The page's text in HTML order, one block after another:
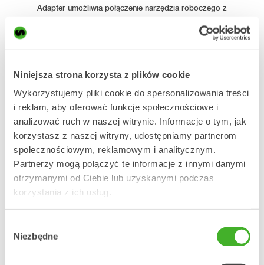
Niniejsza strona korzysta z plików cookie
Wykorzystujemy pliki cookie do spersonalizowania treści
i reklam, aby oferować funkcje społecznościowe i
analizować ruch w naszej witrynie. Informacje o tym, jak
korzystasz z naszej witryny, udostępniamy partnerom
społecznościowym, reklamowym i analitycznym.
Partnerzy mogą połączyć te informacje z innymi danymi
otrzymanymi od Ciebie lub uzyskanymi podczas
korzystania z ich usług.
zgody
Niezbędne
Adapter umożliwia połączenie narzędzia roboczego z
koparce. Dzięki ofercie adapterów Steelwrist masz pewność,
że zawsze używasz odpowiedniego narzędzia roboczego, a
adapterów: płyty adaptacyjne przykręcane SQ, adaptery do
wspawania SQ, adaptery wahliwe SQ oraz adaptery do
wspawania S. Oznacza to, że dostępne jest rozwiązanie
pozwalające zintegrować każdy typ narzędzia roboczego z
szybkozłączem maszyny lub szybkozłączem tiltrotatora
Steelwrist. Standard szybkozłącza określa interfejs pomiędzy
szybkozłączem a narzędziem roboczym. Wszystkie nasze
adaptery są zgodne ze standardem Open-S (OS®) —
zarówno pod względem interfejsu mechanicznego,
hydraulicznego, jak i elektrycznego.
Adaptery do narzędzi o
wysokich przepływach